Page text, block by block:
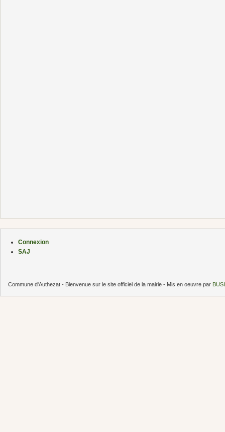
Connexion
SAJ
Commune d'Authezat - Bienvenue sur le site officiel de la mairie - Mis en oeuvre par